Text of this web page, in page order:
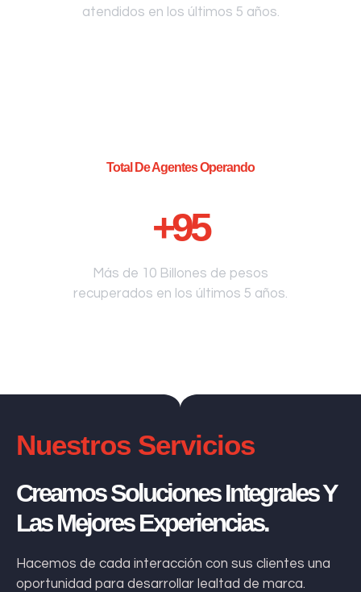
atendidos en los últimos 5 años.
Total De Agentes Operando
+95
Más de 10 Billones de pesos
recuperados en los últimos 5 años.
Nuestros Servicios
Creamos Soluciones Integrales Y
Las Mejores Experiencias.
Hacemos de cada interacción con sus clientes una
oportunidad para desarrollar lealtad de marca.